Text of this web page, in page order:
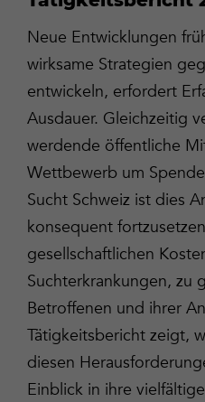
Neue Entwicklungen
wirksame Strategien
entwickeln, erfordert
Ausdauer. Gleichzeitig
werdende öffentliche
Wettbewerb um
Sucht Schweiz ist dies
konsequent
gesellschaftlichen
Suchterkrankungen, zu
Betroffenen und ihrer
Tätigkeitsbericht zeigt,
diesen
Einblick in ihre